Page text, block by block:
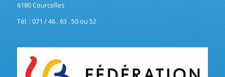
6180 Courcelles
Tél. : 071 / 46 . 63 . 50 ou 52